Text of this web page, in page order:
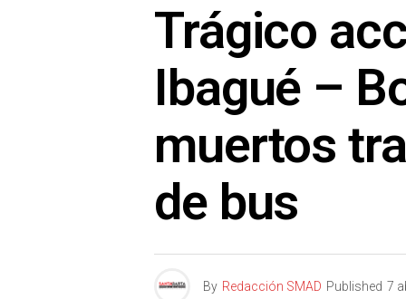
Trágico
Ibagué –
muertos
de bus
By Redacción SMAD Published 7